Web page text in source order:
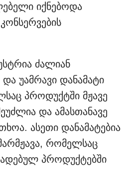
იქნებოდა
ძალიან
უამრავი დანამატი
პროდუქტში მჟავე
და ამასთანავე
ასეთი დანამატებია
რომელსაც
პროდუქტებში